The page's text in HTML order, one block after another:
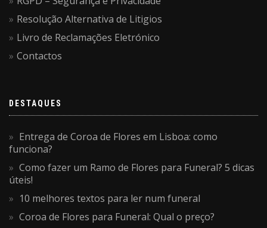
Resolução Alternativa de Litigios
Livro de Reclamações Eletrónico
Contactos
DESTAQUES
Entrega de Coroa de Flores em Lisboa: como
funciona?
Como fazer um Ramo de Flores para Funeral? 5 dicas
úteis!
10 melhores textos para ler num funeral
Coroa de Flores para Funeral: Qual o preço?